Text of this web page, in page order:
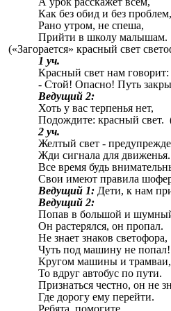
Как без обид и без проблем,
Рано утром, не спеша,
Прийти в школу малышам.
(«Загорается» красный свет
1 уч.
Красный свет нам говорит:
- Стой! Опасно! Путь
Ведущий 2:
Хоть у вас терпенья нет,
Подождите: красный свет.
2 уч.
Желтый свет -
Жди сигнала для движенья.
Все время будь
Свои имеют правила
Ведущий 1: Дети, к нам
Ведущий 2:
Попав в большой и
Он растерялся, он пропал.
Не знает знаков светофора,
Чуть под машину не попал!
Кругом машины и трамваи,
То вдруг автобус по пути.
Признаться честно, он не
Где дорогу ему перейти.
Ребята, помогите,